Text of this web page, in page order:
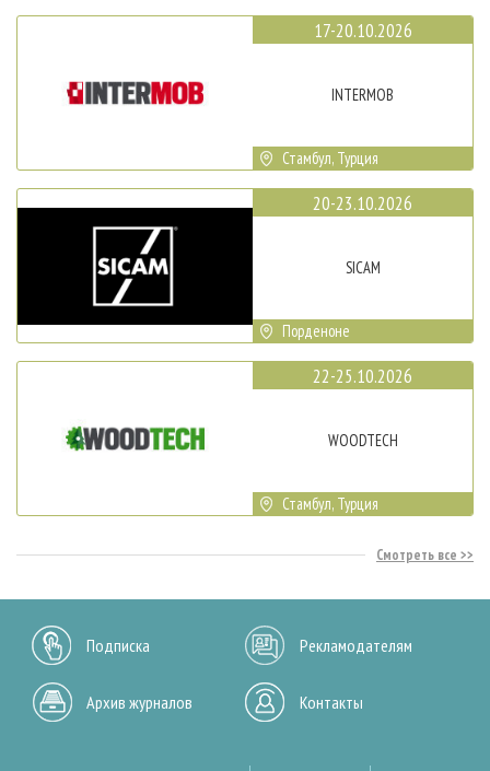
17-20.10.2026
INTERMOB
Стамбул, Турция
20-23.10.2026
SICAM
Порденоне
22-25.10.2026
WOODTECH
Стамбул, Турция
Смотреть все
Подписка Рекламодателям
Архив журналов Контакты